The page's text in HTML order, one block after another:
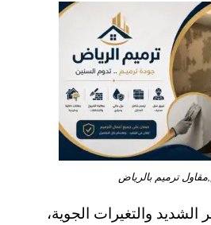
ترميم بالرياض
والتغيرات الجوية،